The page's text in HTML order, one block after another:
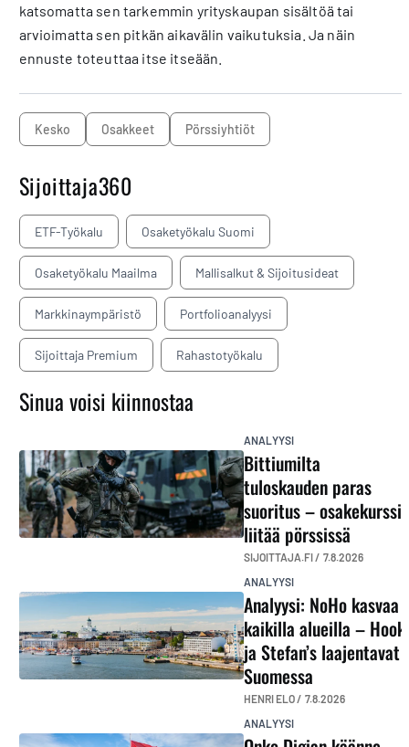
katsomatta sen tarkemmin yrityskaupan sisältöä tai
arvioimatta sen pitkän aikavälin vaikutuksia. Ja näin
ennuste toteuttaa itse itseään.
Kesko osakkeet pörssiyhtiöt
Sijoittaja360
ETF-Työkalu Osaketyökalu Suomi
Osaketyökalu Maailma Mallisalkut & Sijoitusideat
Markkinaympäristö Portfolioanalyysi
Sijoittaja Premium Rahastotyökalu
Sinua voisi kiinnostaa
ANALYYSI
Bittiumilta
tuloskauden paras
suoritus – osakekurssi
liitää pörssissä
SIJOITTAJA.FI / 7.8.2026
ANALYYSI
Analyysi: NoHo kasvaa
kaikilla alueilla – Hook
ja Stefan’s laajentavat
Suomessa
HENRI ELO / 7.8.2026
ANALYYSI